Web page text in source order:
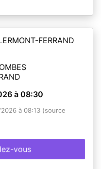
FERRAND
à 08:30
à 08:13 (source
vous